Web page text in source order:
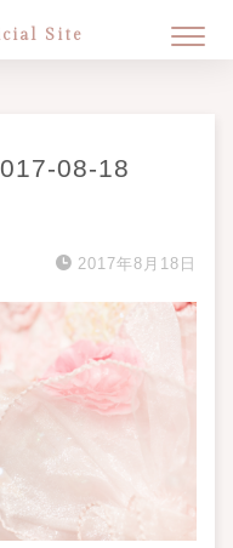
Site
08-18
2017年8月18日